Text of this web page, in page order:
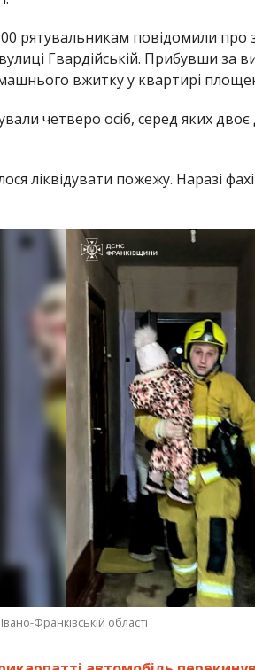
рятувальникам повідомили про
Гвардійській. Прибувши за
вжитку у квартирі
четверо осіб, серед яких
ліквідувати пожежу. Наразі
Франківській області